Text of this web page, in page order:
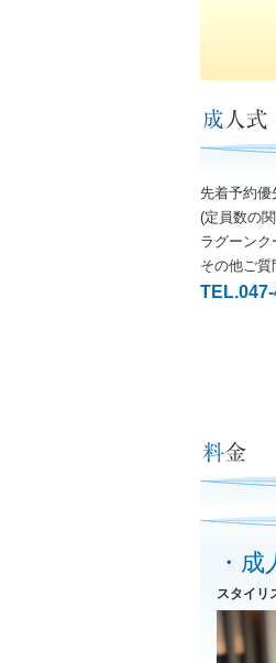
先着予約優
(定員数の
ラグーンク
その他ご質
・
スタイリ